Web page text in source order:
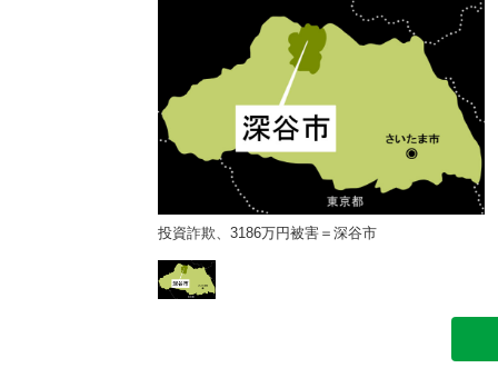
投資詐欺、3186万円被害＝深谷市